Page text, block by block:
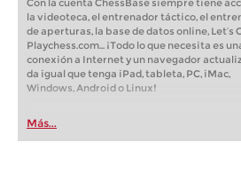
Con la cuenta ChessBase siempre tiene
la videoteca, el entrenador táctico, el
de aperturas, la base de datos online, Let’s
Playchess.com... ¡Todo lo que necesita es
conexión a Internet y un navegador
da igual que tenga iPad, tableta, PC, iMac,
Windows, Android o Linux!
Más...